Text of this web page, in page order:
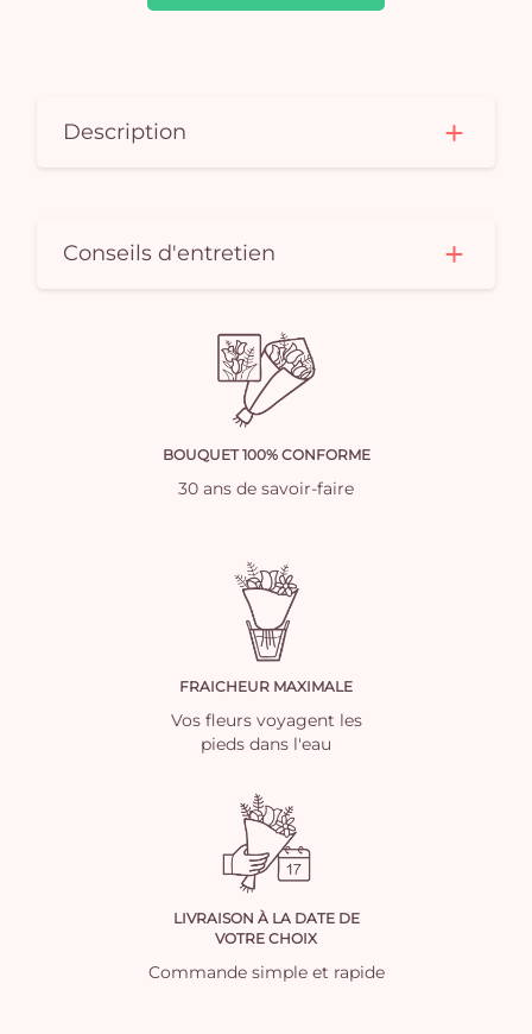
Description
Conseils d'entretien
BOUQUET 100% CONFORME
30 ans de savoir-faire
FRAICHEUR MAXIMALE
Vos fleurs voyagent les
pieds dans l'eau
LIVRAISON À LA DATE DE
VOTRE CHOIX
Commande simple et rapide